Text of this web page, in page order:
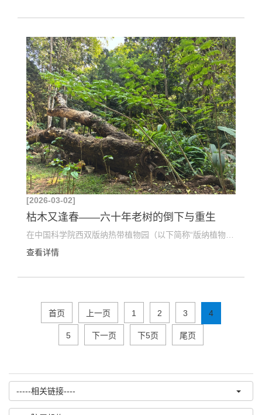
[2026-03-02]
枯木又逢春——六十年老树的倒下与重生
查看详情
首页 上一页 1 2 3 4
5 下一页 下5页 尾页
-----相关链接----